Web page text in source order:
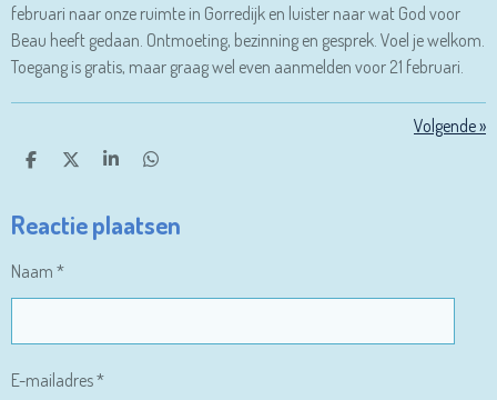
februari naar onze ruimte in Gorredijk en luister naar wat God voor
Beau heeft gedaan. Ontmoeting, bezinning en gesprek. Voel je welkom.
Toegang is gratis, maar graag wel even aanmelden voor 21 februari.
Volgende»
D
E
N
D
L
S
R
E
D
E
N
Reactie plaatsen
Naam *
E-mailadres *